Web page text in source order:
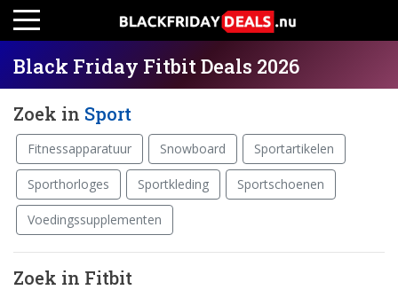
Black Friday Fitbit Deals 2026
Zoek in Sport
Fitnessapparatuur Snowboard Sportartikelen
Sporthorloges Sportkleding Sportschoenen
Voedingssupplementen
Zoek in Fitbit